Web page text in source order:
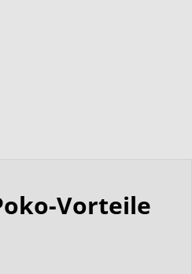
Vorteile